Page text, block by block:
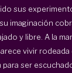
sus
imaginación
y libre. A la
vivir
para ser